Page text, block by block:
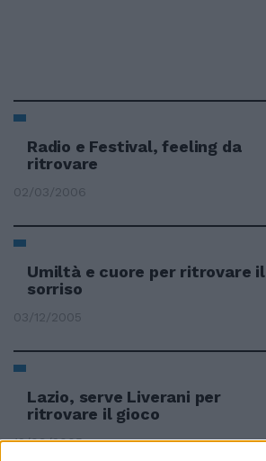
Radio e Festival, feeling da
ritrovare
02/03/2006
Umiltà e cuore per ritrovare il
sorriso
03/12/2005
Lazio, serve Liverani per
ritrovare il gioco
12/09/2005